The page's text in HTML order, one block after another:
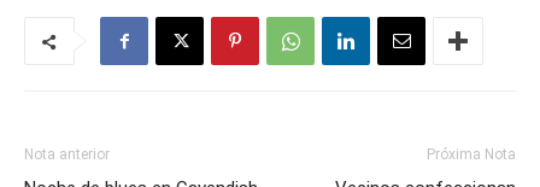
Nota anterior Próxima Nota